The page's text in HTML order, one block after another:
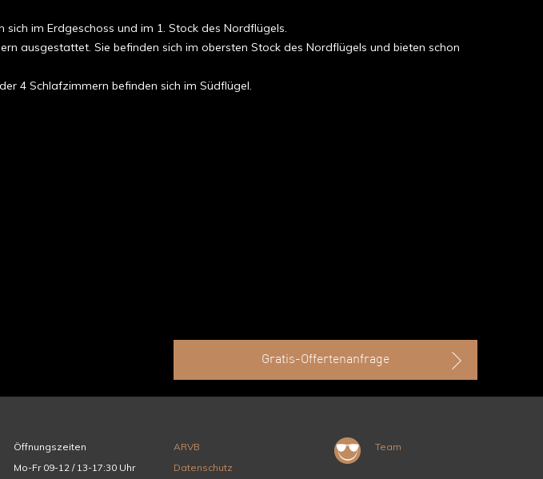
im Erdgeschoss und im 1. Stock des Nordflügels.
ausgestattet. Sie befinden sich im obersten Stock des Nordflügels und bieten schon
4 Schlafzimmern befinden sich im Südflügel.
Gratis-Offertenanfrage
Öffnungszeiten
Mo-Fr 09-12 / 13-17:30 Uhr
ARVB
Datenschutz
Team